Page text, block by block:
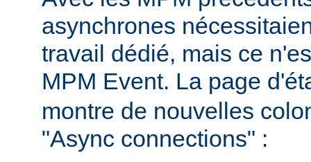
asynchrones
travail dédié, mais ce
MPM Event. La page
montre de nouvelles
"Async connections" :